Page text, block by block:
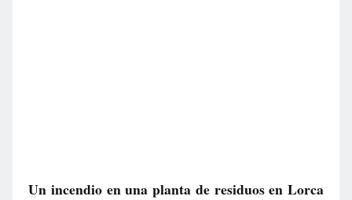
Un incendio en una planta de residuos en Lorca